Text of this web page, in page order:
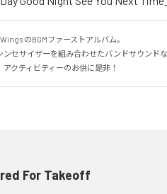
のBGMファーストアルバム。
セサイザーを組み合わせたバンドサウンドな
クティビティーのお供に是非！
For Takeoff